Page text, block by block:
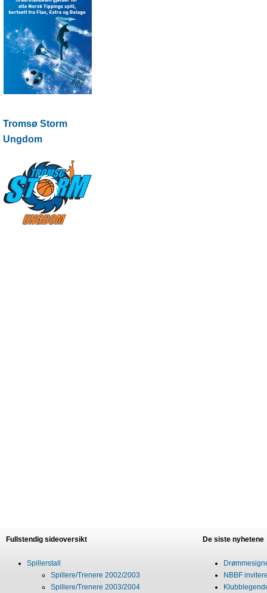
Tromsø Storm
Ungdom
Fullstendig sideoversikt
Spillerstall
Spillere/Trenere 2002/2003
Spillere/Trenere 2003/2004
De siste nyhetene
NBBF